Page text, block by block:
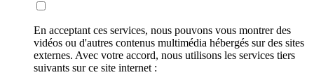
En acceptant ces services, nous pouvons vous montrer des
vidéos ou d'autres contenus multimédia hébergés sur des sites
externes. Avec votre accord, nous utilisons les services tiers
suivants sur ce site internet :